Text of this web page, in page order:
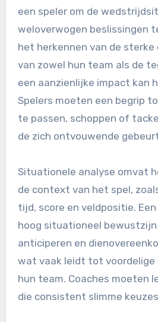
een speler om de
weloverwogen beslissingen
het herkennen van de
van zowel hun team als de
een aanzienlijke impact kan
Spelers moeten een begrip
te passen, schoppen of
de zich ontvouwende
Situationele analyse omvat
de context van het spel,
tijd, score en veldpositie.
hoog situationeel bewustzijn
anticiperen en
wat vaak leidt tot
hun team. Coaches moeten
die consistent slimme